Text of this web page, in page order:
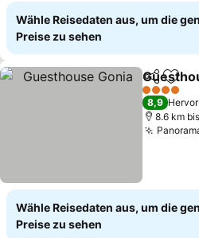
Wähle Reisedaten aus, um die
Preise zu sehen
TeilenZu
4 Sterne
8,9
8.6 km
Wähle Reisedaten aus, um die
Preise zu sehen